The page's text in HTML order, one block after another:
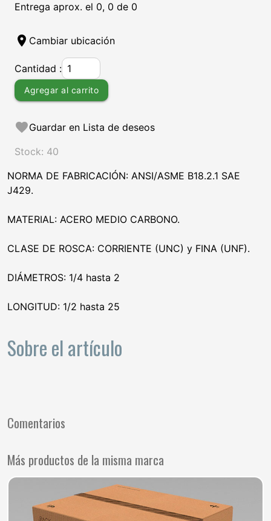
Entrega aprox. el 0, 0 de 0
location_on Cambiar ubicación
Cantidad :
Agregar al carrito
favoriteGuardar en Lista de deseos
Stock: 40
NORMA DE FABRICACIÓN: ANSI/ASME B18.2.1 SAE
J429.
MATERIAL: ACERO MEDIO CARBONO.
CLASE DE ROSCA: CORRIENTE (UNC) y FINA (UNF).
DIÁMETROS: 1/4 hasta 2
LONGITUD: 1/2 hasta 25
Sobre el artículo
Comentarios
Más productos de la misma marca